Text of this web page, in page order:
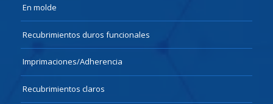
En molde
Recubrimientos duros funcionales
Imprimaciones/Adherencia
Recubrimientos claros